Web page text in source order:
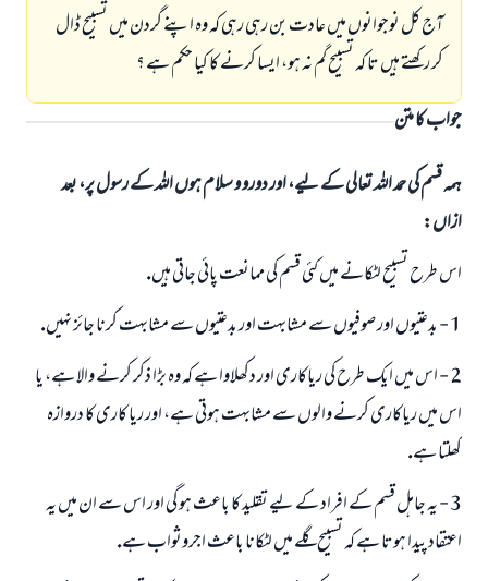
آج كل نوجوانوں ميں عادت بن رہى رہى كہ وہ اپنے گردن ميں تسبيح ڈال
كر ركھتے ہيں تا كہ تسبيح گم نہ ہو، ايسا كرنے كا كيا حكم ہے ؟
جواب کا متن
ہمہ قسم کی حمد اللہ تعالی کے لیے، اور دورو و سلام ہوں اللہ کے رسول پر، بعد
ازاں:
اس طرح تسبيح لٹكانے ميں كئى قسم كى ممانعت پائى جاتى ہيں.
1 - بدعتيوں اور صوفيوں سے مشابہت اور بدعتيوں سے مشابہت كرنا جائز نہيں.
2 - اس ميں ايك طرح كى رياكارى اور دكھلاوا ہے كہ وہ بڑا ذكر كرنے والا ہے، يا
اس ميں رياكارى كرنے والوں سے مشابہت ہوتى ہے، اور ريا كارى كا دروازہ
كھلتا ہے.
3 - يہ جاہل قسم كے افراد كے ليے تقليد كا باعث ہو گى اور اس سے ان ميں يہ
اعتقاد پيدا ہوتا ہے كہ تسبيح گلے ميں لٹكانا باعث اجروثواب ہے.